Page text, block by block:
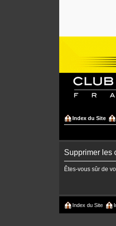
Index du Site
Supprimer les
Êtes-vous sûr de
Index du Site